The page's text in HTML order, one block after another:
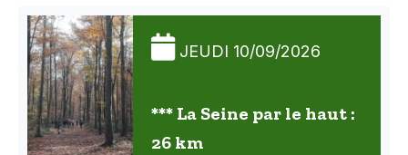
JEUDI 10/09/2026
*** La Seine par le haut :
26 km